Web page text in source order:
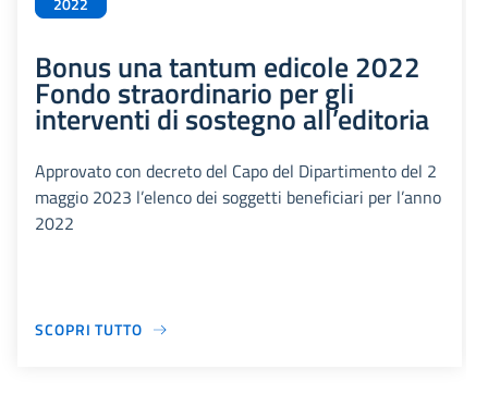
2022
Bonus una tantum edicole 2022
Fondo straordinario per gli
interventi di sostegno all’editoria
Approvato con decreto del Capo del Dipartimento del 2
maggio 2023 l’elenco dei soggetti beneficiari per l’anno
2022
SCOPRI TUTTO